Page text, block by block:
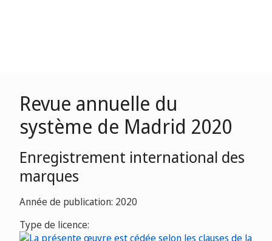
Revue annuelle du
système de Madrid 2020
Enregistrement international des
marques
Année de publication: 2020
Type de licence: